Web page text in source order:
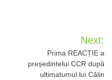
Next:
Prima REACȚIE a
președintelui CCR după
ultimatumul lui Călin